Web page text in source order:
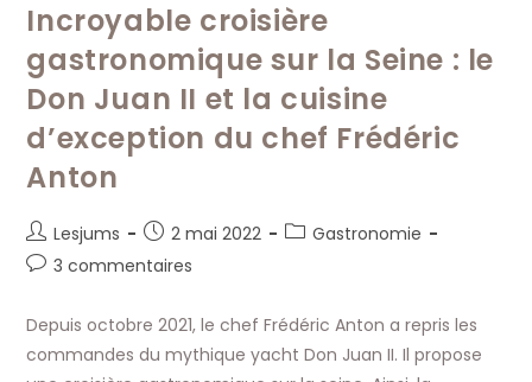
Incroyable croisière
gastronomique sur la Seine : le
Don Juan II et la cuisine
d’exception du chef Frédéric
Anton
Auteur/autrice
de
Lesjums
Publication
publiée :
2 mai 2022
PostGastronomie
Commentaires
la
publication :
3 commentaires
Depuis octobre 2021, le chef Frédéric Anton a repris les
commandes du mythique yacht Don Juan II. Il propose